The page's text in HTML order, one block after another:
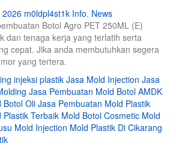
2026 m0ldpl4st1k Info, News
Botol Agro PET 250ML (E)
dan tenaga kerja yang terlatih serta
cepat. Jika anda membutuhkan segera
yang tertera.
injeksi plastik Jasa Mold Injection Jasa
Jasa Pembuatan Mold Botol AMDK
Botol Oli Jasa Pembuatan Mold Plastik
Terbaik Mold Botol Cosmetic Mold
Mold Injection Mold Plastik Di Cikarang